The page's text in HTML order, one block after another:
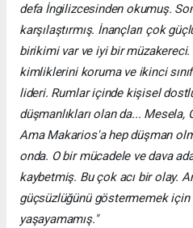
defa İngilizcesinden okumuş.
karşılaştırmış. İnançları çok
birikimi var ve iyi bir müzakereci.
kimliklerini koruma ve ikinci
lideri. Rumlar içinde kişisel
düşmanlıkları olan da...
Ama Makarios'a hep düşman
onda. O bir mücadele ve dava
kaybetmiş. Bu çok acı bir olay.
güçsüzlüğünü göstermemek için
yaşayamamış."